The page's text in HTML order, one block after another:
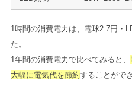
1時間の消費電力は、電球2.7円・
た。
1年間の消費電力で比べてみると、
大幅に電気代を節約することがで